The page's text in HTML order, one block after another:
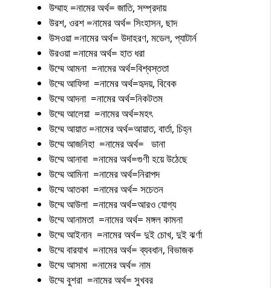
উম্মাহ =নামের অর্থ= জাতি, সম্প্রদায়
উরশ, ওরশ =নামের অর্থ= সিংহাসন, ছাদ
উসওয়া =নামের অর্থ= উদাহরণ, মডেল, প্যাটার্ন
উরওয়া =নামের অর্থ= হাত ধরা
উম্মে আমনা =নামের অর্থ=বিশ্বস্ততা
উম্মে আফিদা =নামের অর্থ=হৃদয়, বিবেক
উম্মে আদনা =নামের অর্থ=নিকটতম
উম্মে আলেয়া =নামের অর্থ=মহৎ
উম্মে আয়াত =নামের অর্থ=আয়াত, বার্তা, চিহ্ন
উম্মে আজনিহা =নামের অর্থ= ডানা
উম্মে আনাবা =নামের অর্থ=গুণী হয়ে উঠেছে
উম্মে আমিনা =নামের অর্থ=নিরাপদ
উম্মে আতকা =নামের অর্থ= সচেতন
উম্মে আউলা =নামের অর্থ=আরও যোগ্য
উম্মে আনামতা =নামের অর্থ= মঙ্গল কামনা
উম্মে আইনান =নামের অর্থ= দুই চোখ, দুই ঝর্ণা
উম্মে বারযাখ =নামের অর্থ= ব্যবধান, বিভাজক
উম্মে আসমা =নামের অর্থ= নাম
উম্মে বুশরা =নামের অর্থ= সুখবর